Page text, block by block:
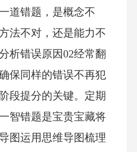
道错题，是概念不
法不对，还是能力不
析错误原因02经常翻
保同样的错误不再犯
段提分的关键。定期
智错题是宝贵宝藏将
图运用思维导图梳理